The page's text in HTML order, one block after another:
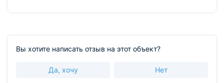
Вы хотите написать отзыв на этот объект?
Да, хочу Нет